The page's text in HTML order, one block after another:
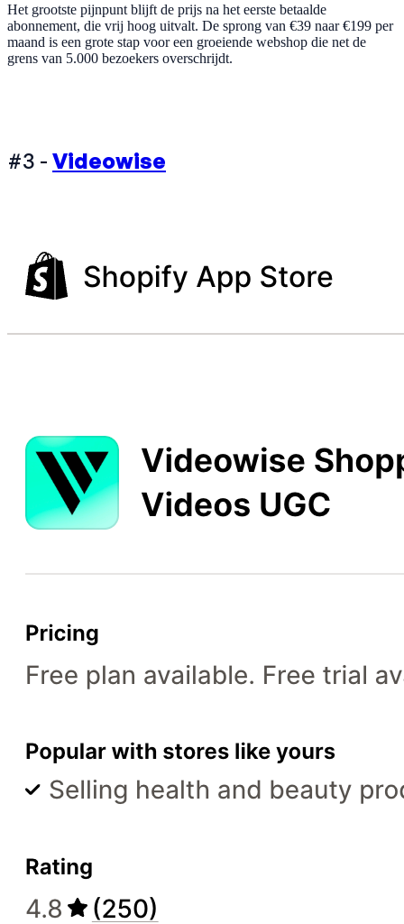
Het grootste pijnpunt blijft de prijs na het eerste betaalde
abonnement, die vrij hoog uitvalt. De sprong van €39 naar €199 per
maand is een grote stap voor een groeiende webshop die net de
grens van 5.000 bezoekers overschrijdt.
#3 - Videowise